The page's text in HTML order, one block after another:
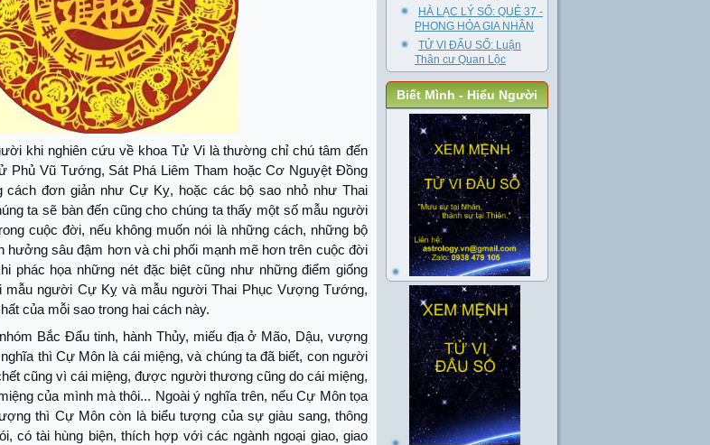
khi nghiên cứu về khoa Tử Vi là thường chỉ chú tâm đến
Phủ Vũ Tướng, Sát Phá Liêm Tham hoặc Cơ Nguyệt Đồng
cách đơn giản như Cự Kỵ, hoặc các bộ sao nhỏ như Thai
ta sẽ bàn đến cũng cho chúng ta thấy một số mẫu người
cuộc đời, nếu không muốn nói là những cách, những bộ
hưởng sâu đậm hơn và chi phối mạnh mẽ hơn trên cuộc đời
phác họa những nét đặc biệt cũng như những điểm giống
mẫu người Cự Kỵ và mẫu người Thai Phục Vượng Tướng,
của mỗi sao trong hai cách này.
Bắc Đẩu tinh, hành Thủy, miếu địa ở Mão, Dậu, vượng
thì Cự Môn là cái miệng, và chúng ta đã biết, con người
cũng vì cái miệng, được người thương cũng do cái miệng,
của mình mà thôi... Ngoài ý nghĩa trên, nếu Cự Môn tọa
thì Cự Môn còn là biểu tượng của sự giàu sang, thông
có tài hùng biện, thích hợp với các ngành ngoại giao, giao
HÀ LẠC LÝ SỐ: QUẺ 37 -
PHONG HỎA GIA NHÂN
TỬ VI ĐẨU SỐ: Luận
Thân cư Quan Lộc
Biết Mình - Hiểu Người